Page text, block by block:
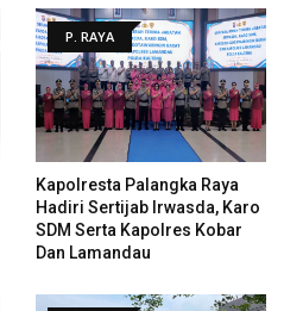
P. RAYA
Kapolresta Palangka Raya
Hadiri Sertijab Irwasda, Karo
SDM Serta Kapolres Kobar
Dan Lamandau